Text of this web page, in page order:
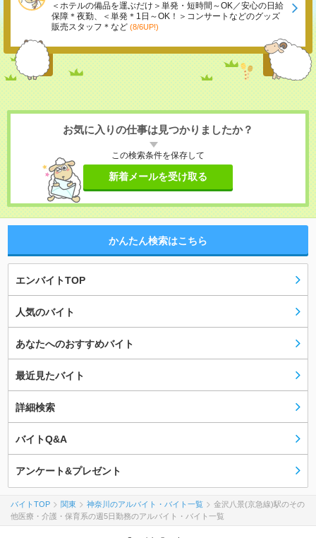
＜ホテルの備品を運ぶだけ＞単発・短時間～OK／安心の日給
保障＊夜勤、＜単発＊1日～OK！＞コンサートなどのグッズ
販売スタッフ＊など (8/6UP!)
お気に入りの仕事は見つかりましたか？
この検索条件を保存して
新着メールを受け取る
かんたん検索はこちら
エンバイトTOP
人気のバイト
あなたへのおすすめバイト
最近見たバイト
詳細検索
バイトQ&A
アンケート&プレゼント
バイトTOP 関東 神奈川のアルバイト・バイト一覧
金沢八景(京急線)駅のその
他医療・介護・保育系の週5日勤務のアルバイト・バイト一覧